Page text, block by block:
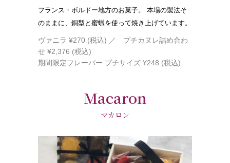
フランス・ボルドー地方のお菓子。 本場の製法そ
のままに、銅型と蜜蝋を使って焼き上げています。
ヴァニラ ¥270 (税込) ／ プチカヌレ詰め合わ
せ ¥2,376 (税込)
期間限定フレーバー プチサイズ ¥248 (税込)
Macaron
マカロン